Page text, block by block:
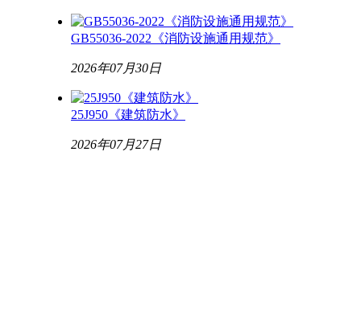
GB55036-2022《消防设施通用规范》
2026年07月30日
25J950《建筑防水》
2026年07月27日